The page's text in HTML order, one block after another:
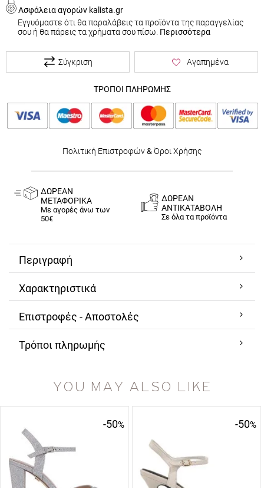
Ασφάλεια αγορών kalista.gr
Εγγυόμαστε ότι θα παραλάβεις τα προϊόντα της παραγγελίας
σου ή θα πάρεις τα χρήματα σου πίσω. Περισσότερα
Σύγκριση Αγαπημένα
ΤΡΟΠΟΙ ΠΛΗΡΩΜΗΣ
Πολιτική Επιστροφών& Όροι Χρήσης
ΔΩΡΕΑΝ
ΜΕΤΑΦΟΡΙΚΑ
Με αγορές άνω των
50€
ΔΩΡΕΑΝ
ΑΝΤΙΚΑΤΑΒΟΛΗ
Σε όλα τα προϊόντα
Περιγραφή
Χαρακτηριστικά
Επιστροφές - Αποστολές
Τρόποι πληρωμής
YOU MAY ALSO LIKE
-50% -50%